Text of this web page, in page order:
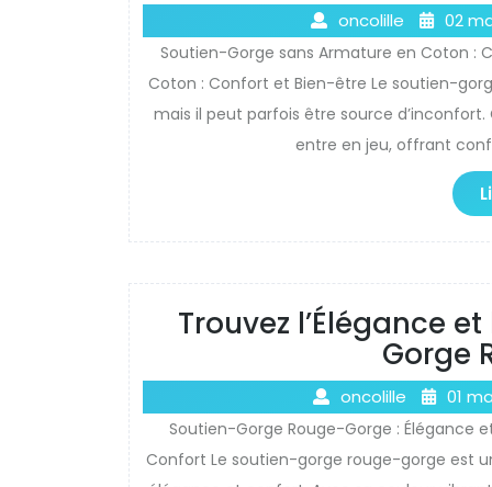
oncolille 02
Soutien-Gorge sans Armature en Coton :
Coton : Confort et Bien-être Le soutien-
mais il peut parfois être source
entre en jeu, offrant
Trouvez l’Élégance
Gorge
oncolille 01
Soutien-Gorge Rouge-Gorge : Élégance
Confort Le soutien-gorge rouge-gorge est